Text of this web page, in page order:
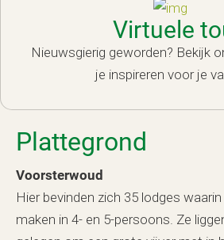
Plattegrond
Voorsterwoud
Hier bevinden zich 35 lodges
maken in 4- en 5-persoons. Ze
Virtuele
Nieuwsgierig geworden? Bekijk
je inspireren voor je